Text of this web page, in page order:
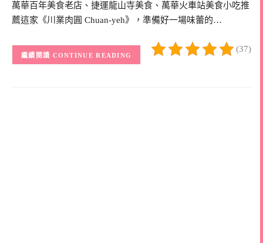
萬華百年美食老店、捷運龍山寺美食、萬華火車站美食小吃推
薦這家《川業肉圓 Chuan-yeh》，準備好一場味蕾的…
(37)
CONTINUE READING